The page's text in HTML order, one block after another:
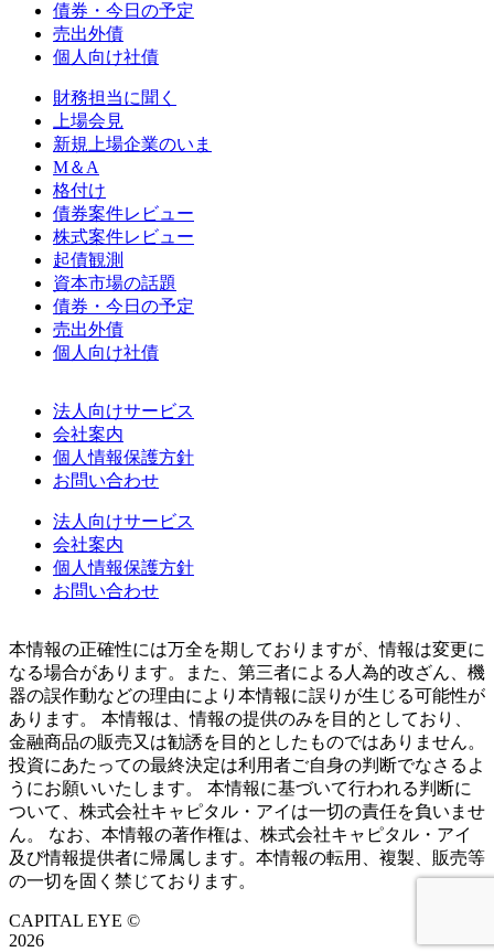
債券・今日の予定
売出外債
個人向け社債
財務担当に聞く
上場会見
新規上場企業のいま
M＆A
格付け
債券案件レビュー
株式案件レビュー
起債観測
資本市場の話題
債券・今日の予定
売出外債
個人向け社債
法人向けサービス
会社案内
個人情報保護方針
お問い合わせ
法人向けサービス
会社案内
個人情報保護方針
お問い合わせ
本情報の正確性には万全を期しておりますが、情報は変更に
なる場合があります。また、第三者による人為的改ざん、機
器の誤作動などの理由により本情報に誤りが生じる可能性が
あります。 本情報は、情報の提供のみを目的としており、
金融商品の販売又は勧誘を目的としたものではありません。
投資にあたっての最終決定は利用者ご自身の判断でなさるよ
うにお願いいたします。 本情報に基づいて行われる判断に
ついて、株式会社キャピタル・アイは一切の責任を負いませ
ん。 なお、本情報の著作権は、株式会社キャピタル・アイ
及び情報提供者に帰属します。本情報の転用、複製、販売等
の一切を固く禁じております。
CAPITAL EYE ©
2026